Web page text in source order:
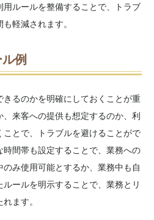
用ルールを整備することで、トラブ
軽減されます。
例
きるのかを明確にしておくことが重
来客への提供も想定するのか、利
ことで、トラブルを避けることがで
時間帯も設定することで、業務への
み使用可能とするか、業務中も自
ールを明示することで、業務とリ
ます。